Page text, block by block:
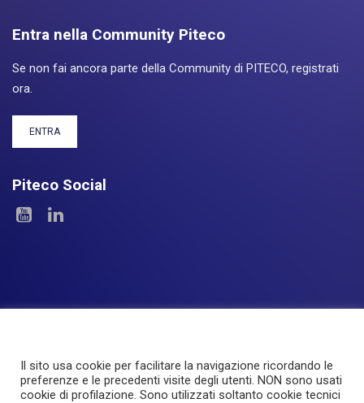
Entra nella Community Piteco
Se non fai ancora parte della Community di PITECO, registrati
ora.
ENTRA
Piteco Social
Le Aree I Prodotti Experience
Servizi
Il sito usa cookie per facilitare la navigazione ricordando le
preferenze e le precedenti visite degli utenti. NON sono usati
cookie di profilazione. Sono utilizzati soltanto cookie tecnici